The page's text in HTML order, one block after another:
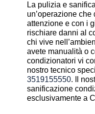
La pulizia e
un’operazione che
attenzione e con i
rischiare danni al
chi vive
avete manualità o
condizionatori vi
nostro tecnico
3519155550. Il
sanificazione
esclusivamente a